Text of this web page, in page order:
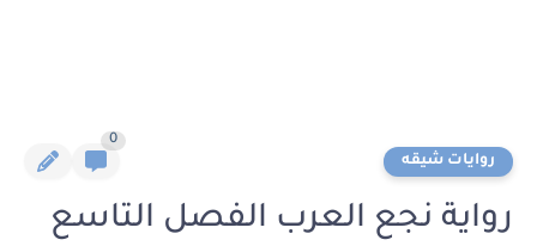
روايات شيقه
0
رواية نجع العرب الفصل التاسع